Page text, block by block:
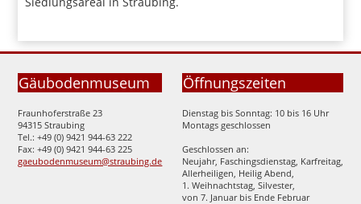
Gäubodenmuseum
Fraunhoferstraße 23
94315 Straubing
Tel.: +49 (0) 9421 944-63 222
Fax: +49 (0) 9421 944-63 225
gaeubodenmuseum@straubing.de
Öffnungszeiten
Dienstag bis Sonntag: 10 bis 16 Uhr
Montags geschlossen
Geschlossen an:
Neujahr, Faschingsdienstag, Karfreitag,
Allerheiligen, Heilig Abend,
1. Weihnachtstag, Silvester,
von 7. Januar bis Ende Februar